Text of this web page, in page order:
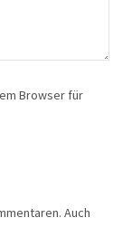
Browser für
Auch